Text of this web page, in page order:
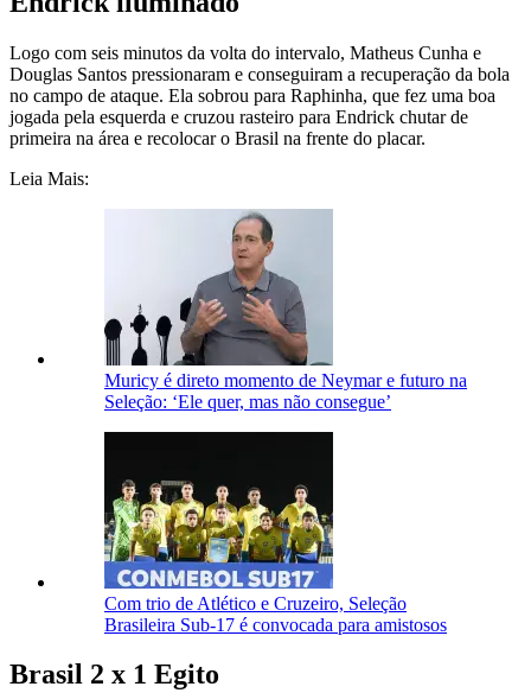
Logo com seis minutos da volta do intervalo, Matheus Cunha e
Douglas Santos pressionaram e conseguiram a recuperação da bola
no campo de ataque. Ela sobrou para Raphinha, que fez uma boa
jogada pela esquerda e cruzou rasteiro para Endrick chutar de
primeira na área e recolocar o Brasil na frente do placar.
Leia Mais:
Muricy é direto momento de Neymar e futuro na
Seleção: ‘Ele quer, mas não consegue’
Com trio de Atlético e Cruzeiro, Seleção
Brasileira Sub-17 é convocada para amistosos
Brasil 2 x 1 Egito